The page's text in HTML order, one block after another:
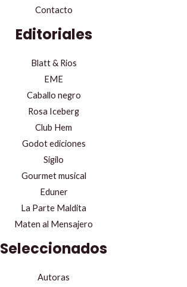
Contacto
Editoriales
Blatt & Rios
EME
Caballo negro
Rosa Iceberg
Club Hem
Godot ediciones
Sigilo
Gourmet musical
Eduner
La Parte Maldita
Maten al Mensajero
Seleccionados
Autoras